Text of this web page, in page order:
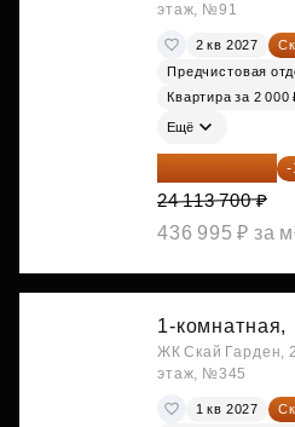
этаж, №91
2 кв 2027
Предчистовая
Квартира за 2 000
Ещё
20 014 371 ₽ -
24 113 700 ₽
436 995 ₽ за
1-комнатная,
ЖК Скай Гарден,
этаж, №345
1 кв 2027